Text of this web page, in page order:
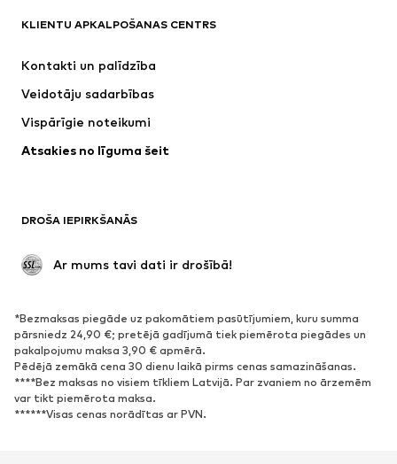
Jaunumi
Šobrīd populāri
Apakšveļa
Mēteļi
Svinības
Ekskluzīvi
APAVI
Jaunumi
Šobrīd populāri
Brīvā laika apavi
Puszābaki
Augstpapēžu apavi
Zābaki
KLIENTU APKALPOŠANAS CENTRS
Kontakti un palīdzība
Veidotāju sadarbības
Vispārīgie noteikumi
Atsakies no līguma šeit
DROŠA IEPIRKŠANĀS
Ar mums tavi dati ir drošībā!
*Bezmaksas piegāde uz pakomātiem pasūtījumiem, kuru summa
pārsniedz 24,90 €; pretējā gadījumā tiek piemērota piegādes un
pakalpojumu maksa 3,90 € apmērā.
Pēdējā zemākā cena 30 dienu laikā pirms cenas samazināšanas.
****Bez maksas no visiem tīkliem Latvijā. Par zvaniem no ārzemēm
var tikt piemērota maksa.
******Visas cenas norādītas ar PVN.